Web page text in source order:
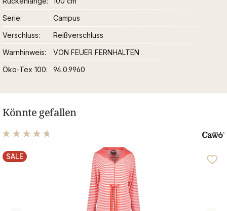
Serie
Campus
Verschluss
Reißverschluss
Warnhinweis
VON FEUER FERNHALTEN
Öko-Tex 100
94.0.9960
Könnte gefallen
Durchschnittliche Bewertung von 4.75 von 5 Sternen
RABATT
SALE